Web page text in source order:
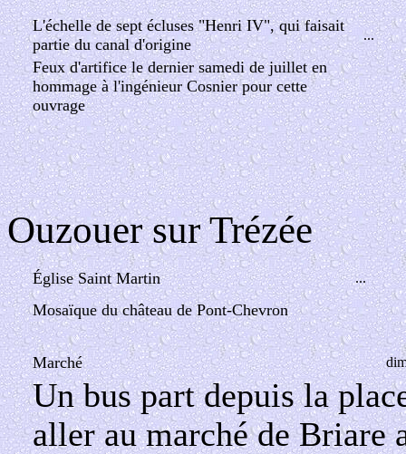
L'échelle de sept écluses "Henri IV", qui faisait
partie du canal d'origine
...
Feux d'artifice le dernier samedi de juillet en
hommage à l'ingénieur Cosnier pour cette
ouvrage
Ouzouer sur Trézée
Église Saint Martin ...
Mosaïque du château de Pont-Chevron
Marché
Un bus part depuis la
aller au marché de Briare